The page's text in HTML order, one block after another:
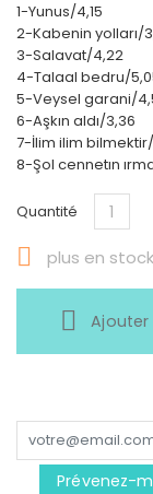
1-Yunus/4,15
2-Kabenin yolları/
3-Salavat/4,22
4-Talaal bedru/
5-Veysel garani/
6-Aşkın aldı/3,36
7-İlim ilim
8-Şol cennetın
Quantité
 plus en stock
Prévenez-